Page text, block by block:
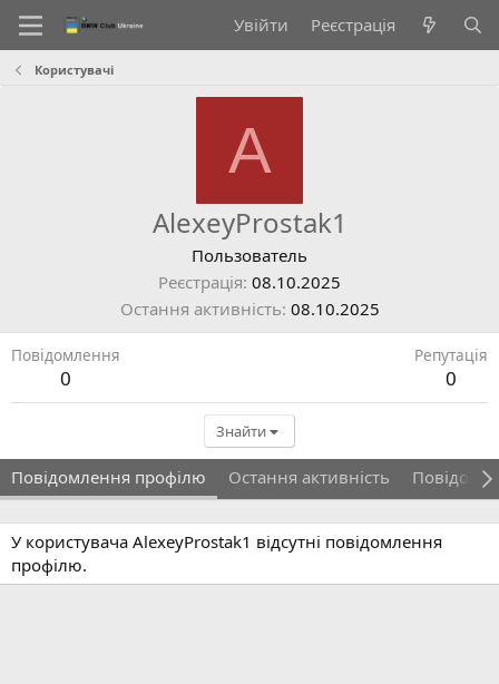
Увійти Реєстрація
Користувачі
A
AlexeyProstak1
Пользователь
Реєстрація 08.10.2025
Остання активність 08.10.2025
Повідомлення
0
Репутація
0
Знайти
Повідомлення профілю Остання активність
У користувача AlexeyProstak1 відсутні повідомлення
профілю.